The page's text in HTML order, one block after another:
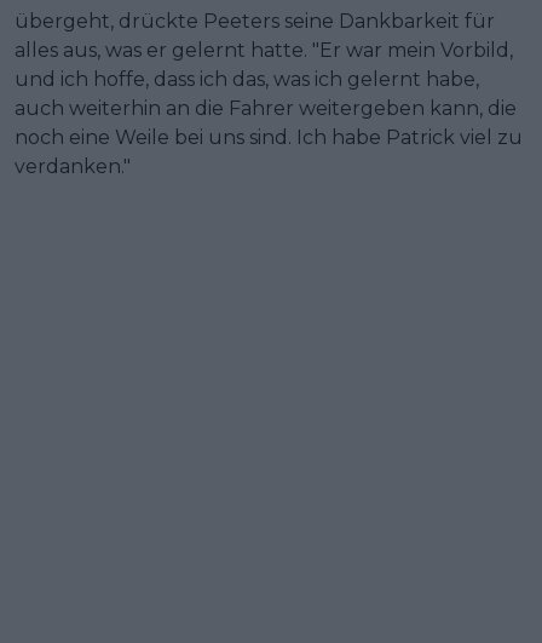
übergeht, drückte Peeters seine Dankbarkeit für
alles aus, was er gelernt hatte. "Er war mein Vorbild,
und ich hoffe, dass ich das, was ich gelernt habe,
auch weiterhin an die Fahrer weitergeben kann, die
noch eine Weile bei uns sind. Ich habe Patrick viel zu
verdanken."